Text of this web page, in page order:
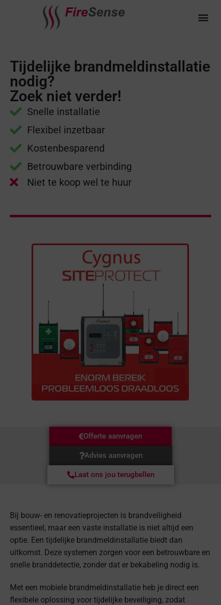
Tijdelijke brandmeldinstallatie
nodig?
Zoek niet verder!
Snelle installatie
Flexibel inzetbaar
Kostenbesparend
Betrouwbare verbinding
Niet te koop wel te huur
Offerte aanvragen
Advies aanvragen
Laat ons jou terugbellen
Bij bouw- en renovatieprojecten is brandveiligheid
essentieel, maar een vaste installatie is niet altijd een
optie. Een tijdelijke brandmeldinstallatie biedt dan
uitkomst. Deze systemen zorgen voor een betrouwbare en
snelle branddetectie, zonder dat er bekabeling nodig is.
Met een mobiele brandmeldinstallatie heb je direct een
flexibele oplossing voor tijdelijke beveiliging, zodat